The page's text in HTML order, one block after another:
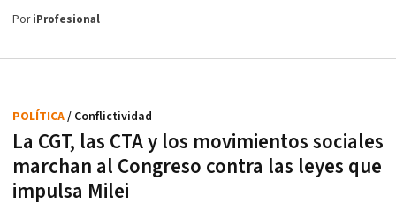
PoriProfesional
La CGT, las CTA y los movimientos sociales
marchan al Congreso contra las leyes que
impulsa Milei
POLÍTICA/ Conflictividad